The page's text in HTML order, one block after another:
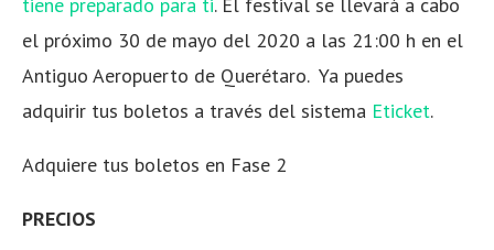
el próximo 30 de mayo del 2020 a las 21:00 h en el
Antiguo Aeropuerto de Querétaro. Ya puedes
adquirir tus boletos a través del sistema Eticket.
Adquiere tus boletos en Fase 2
PRECIOS